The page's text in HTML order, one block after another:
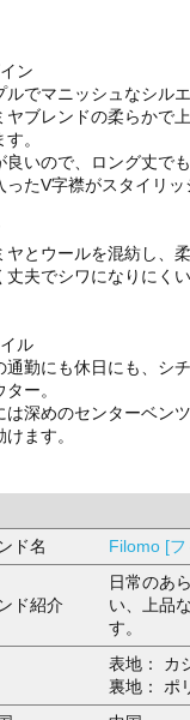
ン
ルでマニッシュなシル
ヤブレンドの柔らかで
。
良いので、ロング丈で
ったV字襟がスタイリッ
ヤとウールを混紡し、
丈夫でシワになりにく
ル
通勤にも休日にも、シ
ー。
は深めのセンターベン
ます。
ド名
Filomo [
ド紹介
日常のあ
い、上品
す。
表地： カ
裏地： ポ